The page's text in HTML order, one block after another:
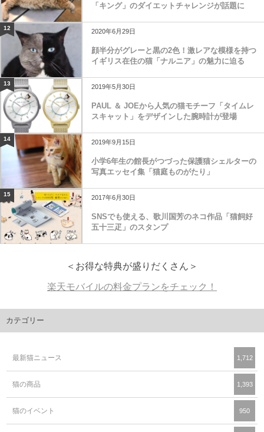
「キング」のダイエットチャレンジが話題に
12 2020年6月29日
顔半分がグレーと黒の2色！激レアな模様を持つ
イギリス在住の猫「ナルニア」の魅力に迫る
13 2019年5月30日
PAUL ＆ JOEから人気の猫モチーフ「タイムレ
スキャット」をデザインした腕時計が登場
14 2019年9月15日
小学6年生の館長がつづった保護猫シェルターの
写真エッセイ集「猫庭ものがたり」
15 2017年6月30日
SNSでも使える、歌川国芳のネコ作品「猫飼好
五十三疋」のスタンプ
＜お得な特典が盛りだくさん＞
楽天モバイルの料金プランをチェック！
カテゴリー
最新猫ニュース 1,712
猫の商品 1,393
猫のイベント 950